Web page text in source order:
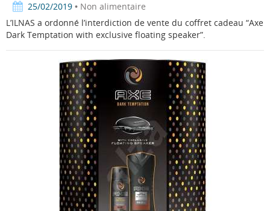
25/02/2019 • Non alimentaire
L’ILNAS a ordonné l’interdiction de vente du coffret cadeau “Axe
Dark Temptation with exclusive floating speaker”.